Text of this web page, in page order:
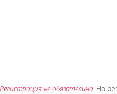
Регистрация не обязательна. Но